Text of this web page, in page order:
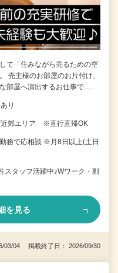
て「住みながら売るための空
売主様のお部屋のお片付け、
部屋へ演出するお仕事で…
り
近郊エリア ※直行直帰OK
務で応相談 ※月8日以上(土日
タッフ活躍中♪Wワーク・副
を見る
03/04 掲載終了日： 2026/09/30